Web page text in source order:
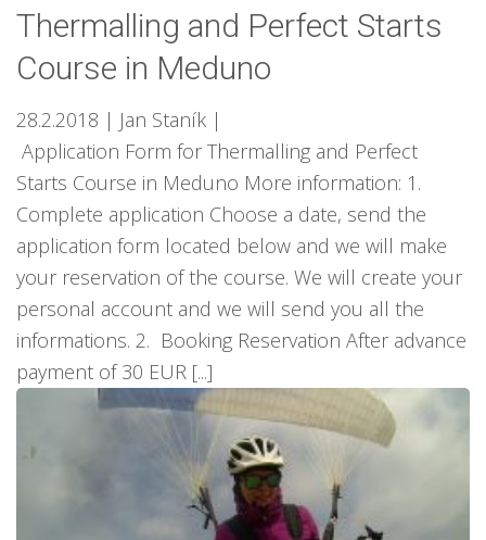
Thermalling and Perfect Starts
Course in Meduno
28.2.2018 | Jan Staník |
Application Form for Thermalling and Perfect
Starts Course in Meduno More information: 1.
Complete application Choose a date, send the
application form located below and we will make
your reservation of the course. We will create your
personal account and we will send you all the
informations. 2. Booking Reservation After advance
payment of 30 EUR [...]